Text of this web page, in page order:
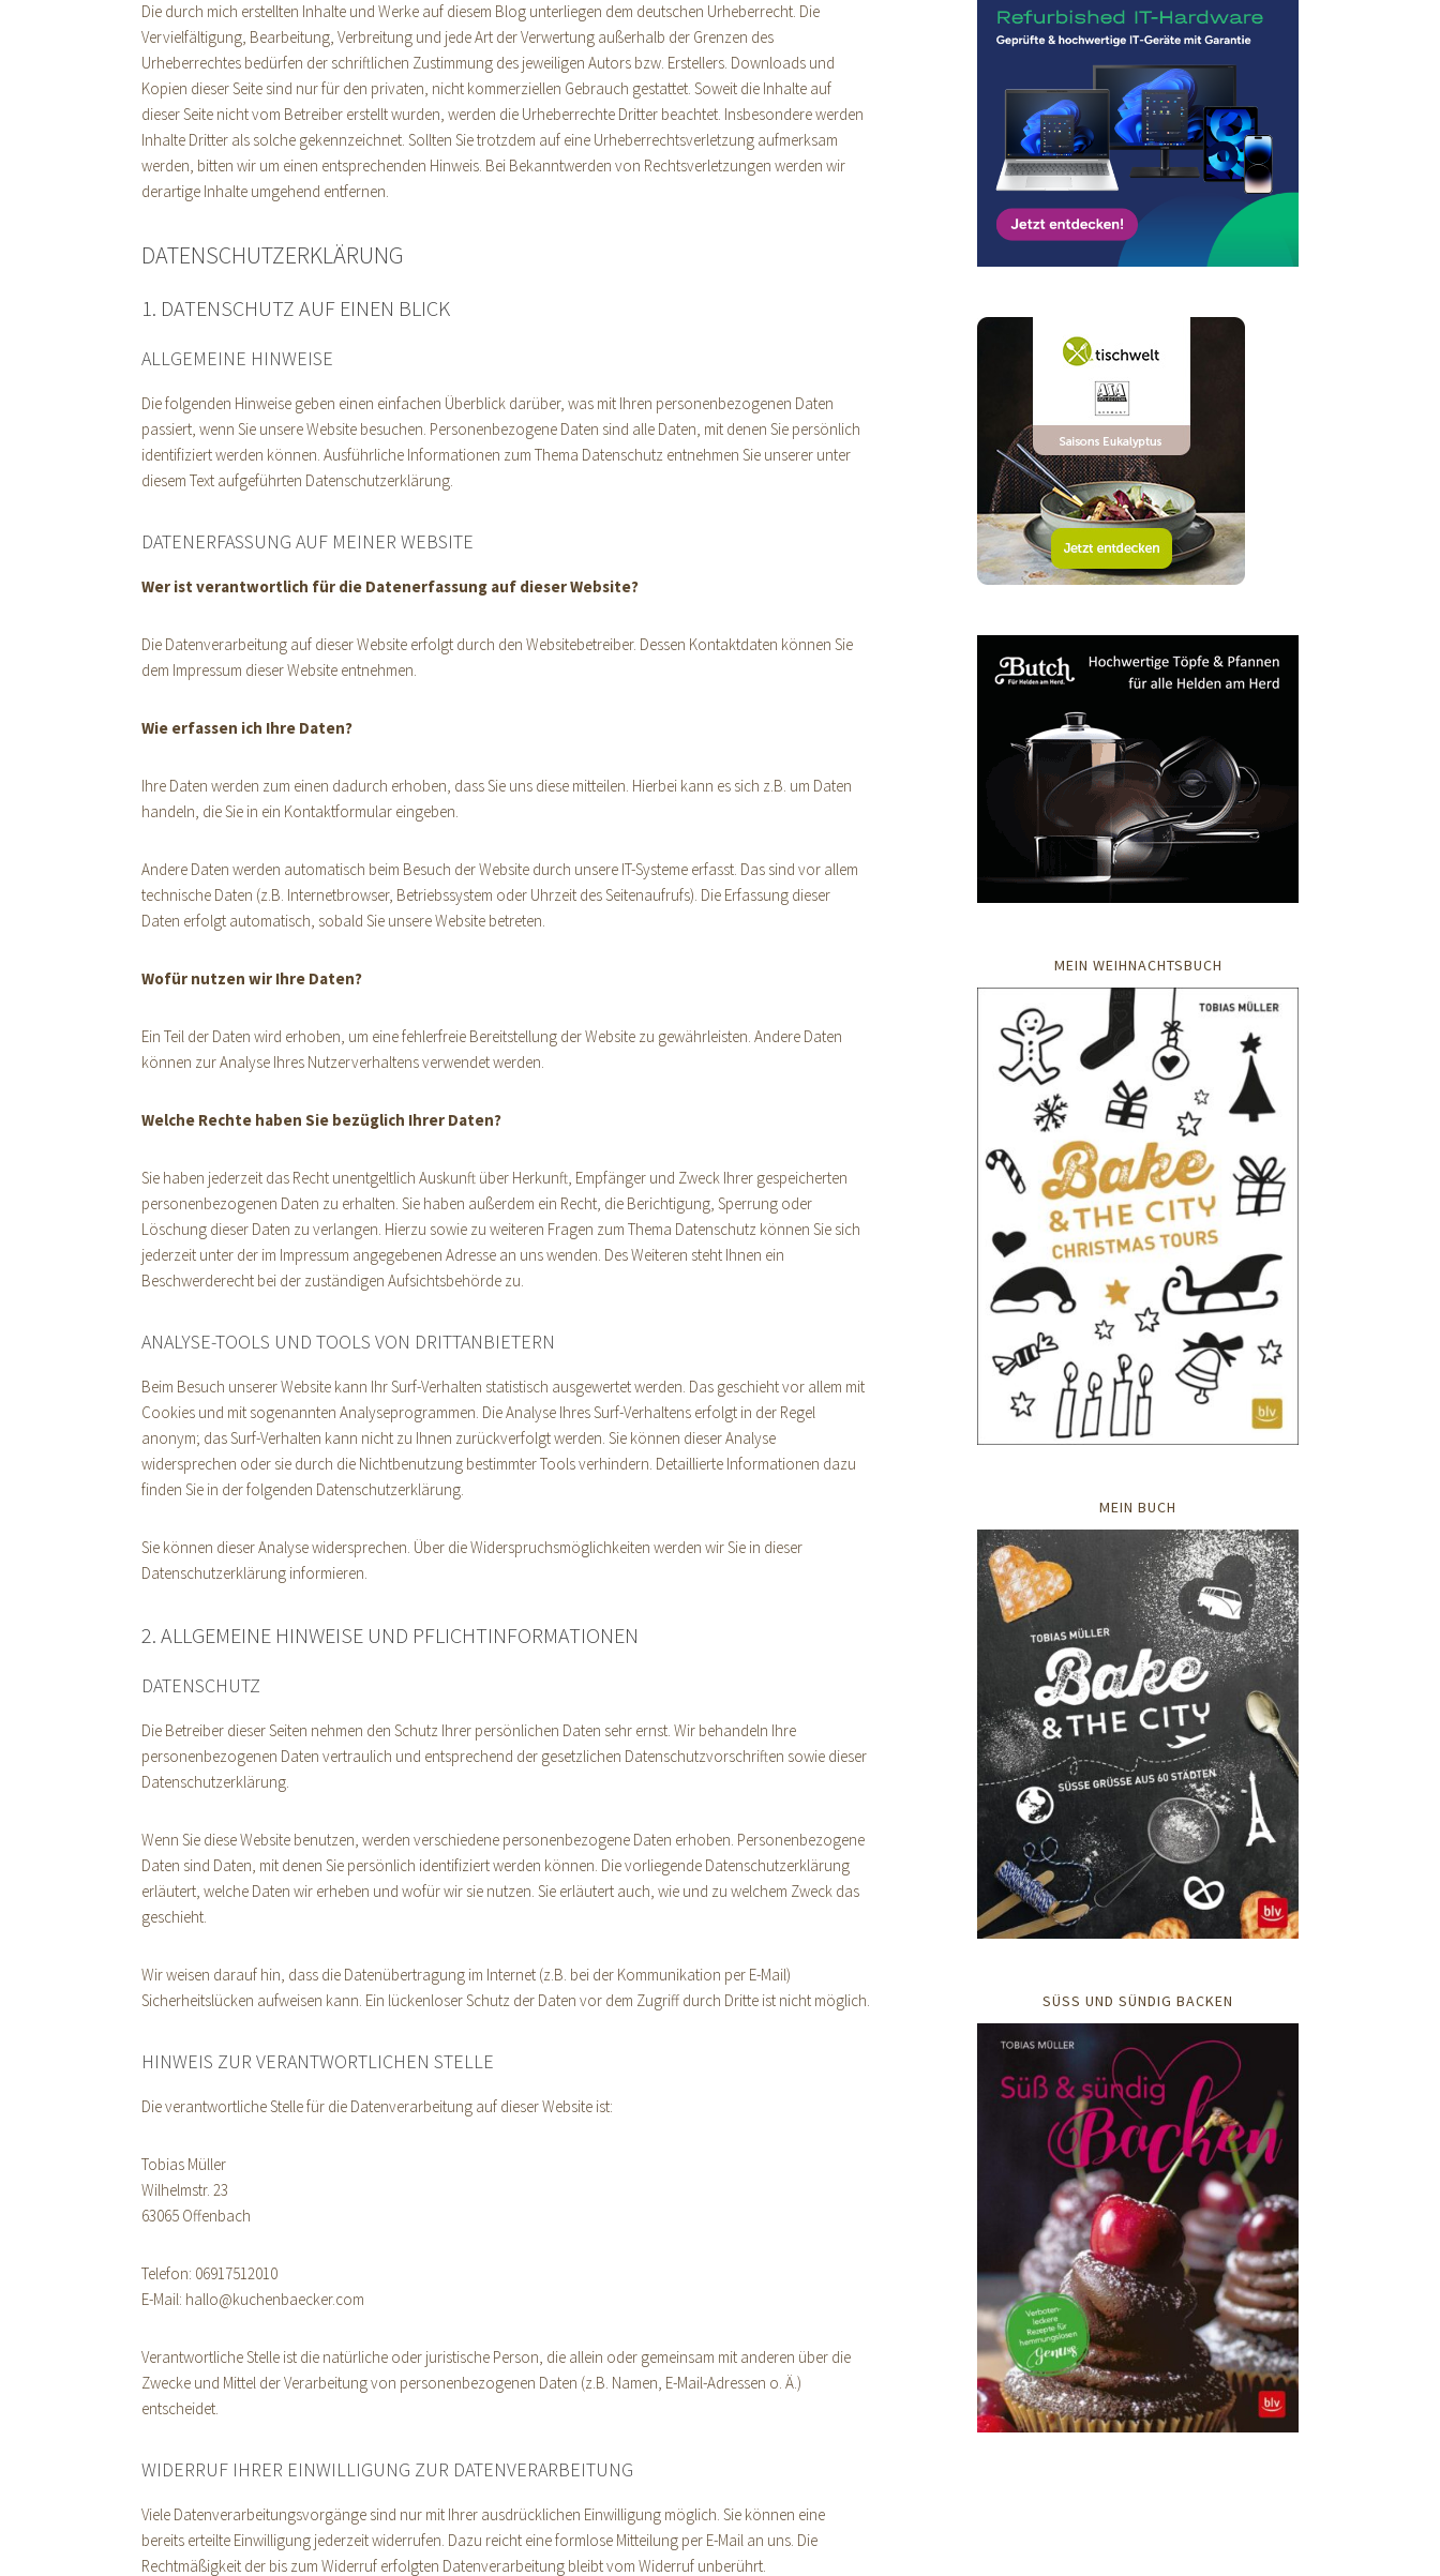
Die durch mich erstellten Inhalte und Werke auf diesem Blog unterliegen dem deutschen Urheberrecht. Die
Vervielfältigung, Bearbeitung, Verbreitung und jede Art der Verwertung außerhalb der Grenzen des
Urheberrechtes bedürfen der schriftlichen Zustimmung des jeweiligen Autors bzw. Erstellers. Downloads und
Kopien dieser Seite sind nur für den privaten, nicht kommerziellen Gebrauch gestattet. Soweit die Inhalte auf
dieser Seite nicht vom Betreiber erstellt wurden, werden die Urheberrechte Dritter beachtet. Insbesondere werden
Inhalte Dritter als solche gekennzeichnet. Sollten Sie trotzdem auf eine Urheberrechtsverletzung aufmerksam
werden, bitten wir um einen entsprechenden Hinweis. Bei Bekanntwerden von Rechtsverletzungen werden wir
derartige Inhalte umgehend entfernen.
DATENSCHUTZERKLÄRUNG
1. DATENSCHUTZ AUF EINEN BLICK
ALLGEMEINE HINWEISE
Die folgenden Hinweise geben einen einfachen Überblick darüber, was mit Ihren personenbezogenen Daten
passiert, wenn Sie unsere Website besuchen. Personenbezogene Daten sind alle Daten, mit denen Sie persönlich
identifiziert werden können. Ausführliche Informationen zum Thema Datenschutz entnehmen Sie unserer unter
diesem Text aufgeführten Datenschutzerklärung.
DATENERFASSUNG AUF MEINER WEBSITE
Wer ist verantwortlich für die Datenerfassung auf dieser Website?
Die Datenverarbeitung auf dieser Website erfolgt durch den Websitebetreiber. Dessen Kontaktdaten können Sie
dem Impressum dieser Website entnehmen.
Wie erfassen ich Ihre Daten?
Ihre Daten werden zum einen dadurch erhoben, dass Sie uns diese mitteilen. Hierbei kann es sich z.B. um Daten
handeln, die Sie in ein Kontaktformular eingeben.
Andere Daten werden automatisch beim Besuch der Website durch unsere IT-Systeme erfasst. Das sind vor allem
technische Daten (z.B. Internetbrowser, Betriebssystem oder Uhrzeit des Seitenaufrufs). Die Erfassung dieser
Daten erfolgt automatisch, sobald Sie unsere Website betreten.
Wofür nutzen wir Ihre Daten?
Ein Teil der Daten wird erhoben, um eine fehlerfreie Bereitstellung der Website zu gewährleisten. Andere Daten
können zur Analyse Ihres Nutzerverhaltens verwendet werden.
Welche Rechte haben Sie bezüglich Ihrer Daten?
Sie haben jederzeit das Recht unentgeltlich Auskunft über Herkunft, Empfänger und Zweck Ihrer gespeicherten
personenbezogenen Daten zu erhalten. Sie haben außerdem ein Recht, die Berichtigung, Sperrung oder
Löschung dieser Daten zu verlangen. Hierzu sowie zu weiteren Fragen zum Thema Datenschutz können Sie sich
jederzeit unter der im Impressum angegebenen Adresse an uns wenden. Des Weiteren steht Ihnen ein
Beschwerderecht bei der zuständigen Aufsichtsbehörde zu.
ANALYSE-TOOLS UND TOOLS VON DRITTANBIETERN
Beim Besuch unserer Website kann Ihr Surf-Verhalten statistisch ausgewertet werden. Das geschieht vor allem mit
Cookies und mit sogenannten Analyseprogrammen. Die Analyse Ihres Surf-Verhaltens erfolgt in der Regel
anonym; das Surf-Verhalten kann nicht zu Ihnen zurückverfolgt werden. Sie können dieser Analyse
widersprechen oder sie durch die Nichtbenutzung bestimmter Tools verhindern. Detaillierte Informationen dazu
finden Sie in der folgenden Datenschutzerklärung.
Sie können dieser Analyse widersprechen. Über die Widerspruchsmöglichkeiten werden wir Sie in dieser
Datenschutzerklärung informieren.
2. ALLGEMEINE HINWEISE UND PFLICHTINFORMATIONEN
DATENSCHUTZ
Die Betreiber dieser Seiten nehmen den Schutz Ihrer persönlichen Daten sehr ernst. Wir behandeln Ihre
personenbezogenen Daten vertraulich und entsprechend der gesetzlichen Datenschutzvorschriften sowie dieser
Datenschutzerklärung.
Wenn Sie diese Website benutzen, werden verschiedene personenbezogene Daten erhoben. Personenbezogene
Daten sind Daten, mit denen Sie persönlich identifiziert werden können. Die vorliegende Datenschutzerklärung
erläutert, welche Daten wir erheben und wofür wir sie nutzen. Sie erläutert auch, wie und zu welchem Zweck das
geschieht.
Wir weisen darauf hin, dass die Datenübertragung im Internet (z.B. bei der Kommunikation per E-Mail)
Sicherheitslücken aufweisen kann. Ein lückenloser Schutz der Daten vor dem Zugriff durch Dritte ist nicht möglich.
HINWEIS ZUR VERANTWORTLICHEN STELLE
Die verantwortliche Stelle für die Datenverarbeitung auf dieser Website ist:
Tobias Müller
Wilhelmstr. 23
63065 Offenbach
Telefon: 06917512010
E-Mail: hallo@kuchenbaecker.com
Verantwortliche Stelle ist die natürliche oder juristische Person, die allein oder gemeinsam mit anderen über die
Zwecke und Mittel der Verarbeitung von personenbezogenen Daten (z.B. Namen, E-Mail-Adressen o. Ä.)
entscheidet.
WIDERRUF IHRER EINWILLIGUNG ZUR DATENVERARBEITUNG
Viele Datenverarbeitungsvorgänge sind nur mit Ihrer ausdrücklichen Einwilligung möglich. Sie können eine
bereits erteilte Einwilligung jederzeit widerrufen. Dazu reicht eine formlose Mitteilung per E-Mail an uns. Die
Rechtmäßigkeit der bis zum Widerruf erfolgten Datenverarbeitung bleibt vom Widerruf unberührt.
MEIN WEIHNACHTSBUCH
MEIN BUCH
SÜSS UND SÜNDIG BACKEN